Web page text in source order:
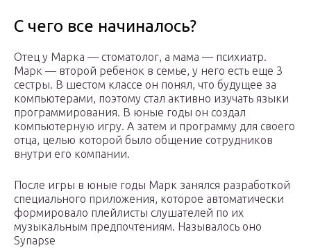
С чего все начиналось?
Отец у Марка — стоматолог, а мама — психиатр.
Марк — второй ребенок в семье, у него есть еще 3
сестры. В шестом классе он понял, что будущее за
компьютерами, поэтому стал активно изучать языки
программирования. В юные годы он создал
компьютерную игру. А затем и программу для своего
отца, целью которой было общение сотрудников
внутри его компании.
После игры в юные годы Марк занялся разработкой
специального приложения, которое автоматически
формировало плейлисты слушателей по их
музыкальным предпочтениям. Называлось оно
Synapse